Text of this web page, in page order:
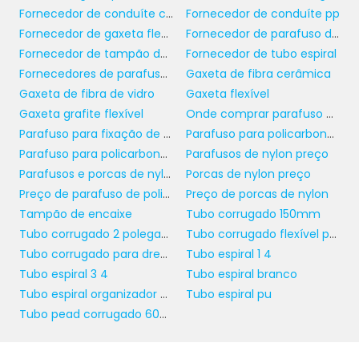
adaptação a diferentes condições
ambientais, como umidade e sujeira, torna-o
um material confiável que se destaca em
condições adversas. Essa flexibilidade nas
aplicações posiciona o conduíte como uma
escolha valiosa para qualquer negócio.
CARACTERÍSTICAS
TÉCNICAS DO CONDUÍTE
DE PP
O conduíte de pp
apresenta diversas
características técnicas que o diferenciam de
outros materiais. A sua resistência ao fogo e à
corrosão é uma das mais importantes, pois
garante que os sistemas elétricos estejam
Fornecedor de conduíte corrugado
Fornecedor de conduíte pp
Fornecedor de gaxeta flexível
Fornecedor de parafuso de policarbonato
Fornecedor de tampão de encaixe
Fornecedor de tubo espiral
Fornecedores de parafusos e porcas de nylon
Gaxeta de fibra cerâmica
Gaxeta de fibra de vidro
Gaxeta flexível
Gaxeta grafite flexível
Onde comprar parafuso de policarbonato
Parafuso para fixação de policarbonato
Parafuso para policarbonato
Parafuso para policarbonato em madeira
Parafusos de nylon preço
Parafusos e porcas de nylon
Porcas de nylon preço
Preço de parafuso de policarbonato
Preço de porcas de nylon
Tampão de encaixe
Tubo corrugado 150mm
Tubo corrugado 2 polegadas
Tubo corrugado flexível para drenagem
Tubo corrugado para drenagem
Tubo espiral 1 4
Tubo espiral 3 4
Tubo espiral branco
Tubo espiral organizador de fios
Tubo espiral pu
Tubo pead corrugado 600 mm